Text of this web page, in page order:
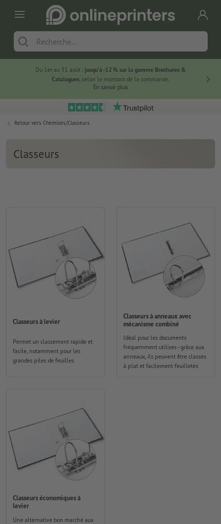
Du 1er au 31 août : jusqu’à -12 % sur la gamme Brochures &
Catalogues, selon le montant de la commande.
En savoir plus
Retour vers Chemises/Classeurs
Classeurs
Classeurs à levier
Permet un classement rapide et
facile, notamment pour les
grandes piles de feuilles
Classeurs à anneaux avec
mécanisme combiné
Idéal pour les documents
fréquemment utilisés - grâce aux
anneaux, ils peuvent être classés
à plat et facilement feuilletés
Classeurs économiques à
levier
Une alternative bon marché aux